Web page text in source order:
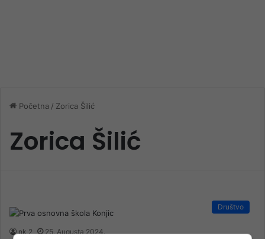
Početna / Zorica Šilić
Zorica Šilić
Društvo
nk 2 25. Augusta 2024.